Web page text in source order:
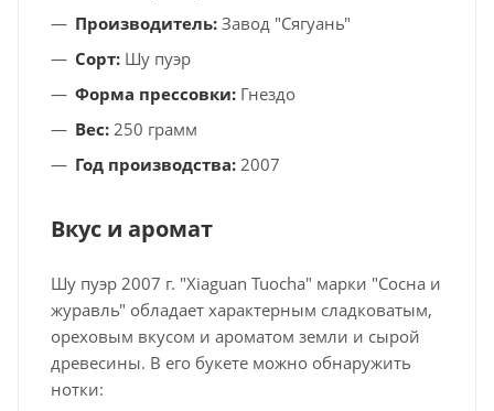
Производитель: Завод "Сягуань"
Сорт: Шу пуэр
Форма прессовки: Гнездо
Вес: 250 грамм
Год производства: 2007
Вкус и аромат
Шу пуэр 2007 г. "Xiaguan Tuocha" марки "Сосна и
журавль" обладает характерным сладковатым,
ореховым вкусом и ароматом земли и сырой
древесины. В его букете можно обнаружить
нотки: